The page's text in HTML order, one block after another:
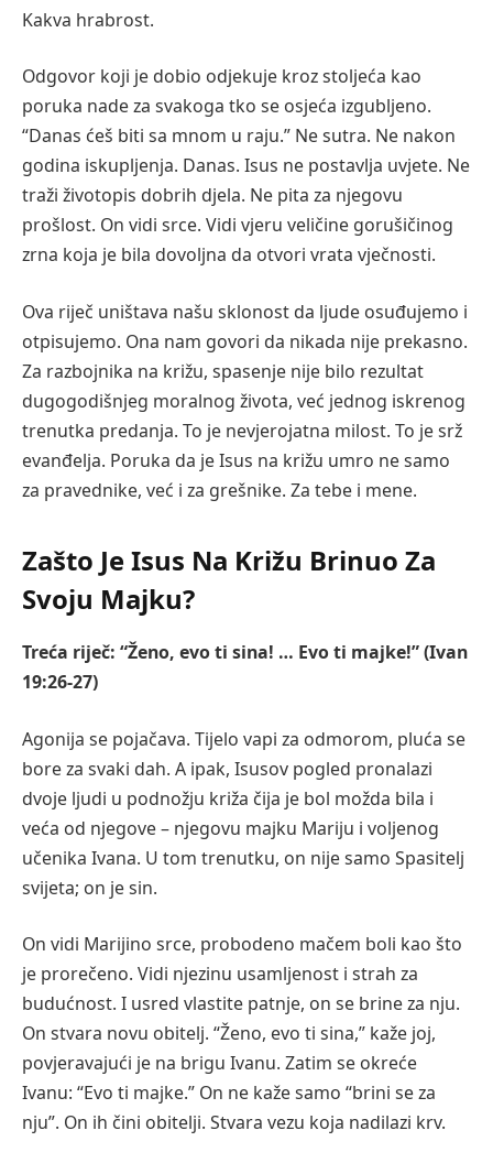
Kakva hrabrost.
Odgovor koji je dobio odjekuje kroz stoljeća kao
poruka nade za svakoga tko se osjeća izgubljeno.
“Danas ćeš biti sa mnom u raju.” Ne sutra. Ne nakon
godina iskupljenja. Danas. Isus ne postavlja uvjete. Ne
traži životopis dobrih djela. Ne pita za njegovu
prošlost. On vidi srce. Vidi vjeru veličine gorušičinog
zrna koja je bila dovoljna da otvori vrata vječnosti.
Ova riječ uništava našu sklonost da ljude osuđujemo i
otpisujemo. Ona nam govori da nikada nije prekasno.
Za razbojnika na križu, spasenje nije bilo rezultat
dugogodišnjeg moralnog života, već jednog iskrenog
trenutka predanja. To je nevjerojatna milost. To je srž
evanđelja. Poruka da je Isus na križu umro ne samo
za pravednike, već i za grešnike. Za tebe i mene.
Zašto Je Isus Na Križu Brinuo Za
Svoju Majku?
Treća riječ: “Ženo, evo ti sina! … Evo ti majke!” (Ivan
19:26-27)
Agonija se pojačava. Tijelo vapi za odmorom, pluća se
bore za svaki dah. A ipak, Isusov pogled pronalazi
dvoje ljudi u podnožju križa čija je bol možda bila i
veća od njegove – njegovu majku Mariju i voljenog
učenika Ivana. U tom trenutku, on nije samo Spasitelj
svijeta; on je sin.
On vidi Marijino srce, probodeno mačem boli kao što
je prorečeno. Vidi njezinu usamljenost i strah za
budućnost. I usred vlastite patnje, on se brine za nju.
On stvara novu obitelj. “Ženo, evo ti sina,” kaže joj,
povjeravajući je na brigu Ivanu. Zatim se okreće
Ivanu: “Evo ti majke.” On ne kaže samo “brini se za
nju”. On ih čini obitelji. Stvara vezu koja nadilazi krv.